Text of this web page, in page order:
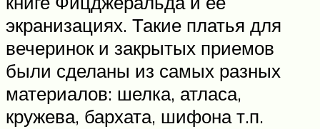
экранизациях. Такие платья для
вечеринок и закрытых приемов
были сделаны из самых разных
материалов: шелка, атласа,
кружева, бархата, шифона т.п.